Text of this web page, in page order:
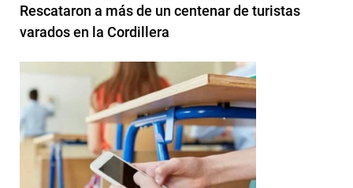
Rescataron a más de un centenar de turistas
varados en la Cordillera